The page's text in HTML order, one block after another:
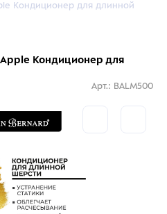
Кондиционер для длинной
Кондиционер для
Арт.: BALM500